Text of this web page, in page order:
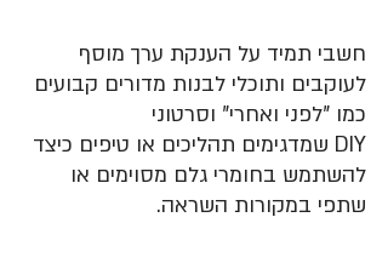
חשבי תמיד על הענקת ערך מוסף
לעוקבים ותוכלי לבנות מדורים קבועים
כמו "לפני ואחרי" וסרטוני
DIY שמדגימים תהליכים או טיפים כיצד
להשתמש בחומרי גלם מסוימים או
שתפי במקורות השראה.